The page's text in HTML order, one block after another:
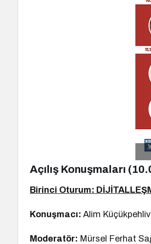
Açılış Konuşmaları
Birinci Oturum:
Konuşmacı:Alim
Moderatör: Mürsel Ferhat